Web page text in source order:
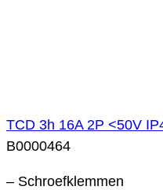
TCD 3h 16A 2P <50V
B0000464
– Schroefklemmen